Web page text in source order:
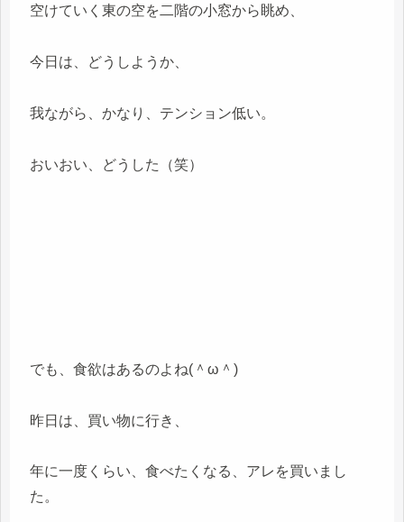
空けていく東の空を二階の小窓から眺め、
今日は、どうしようか、
我ながら、かなり、テンション低い。
おいおい、どうした（笑）
でも、食欲はあるのよね(＾ω＾)
昨日は、買い物に行き、
年に一度くらい、食べたくなる、アレを買いまし
た。